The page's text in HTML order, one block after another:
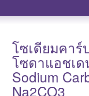
r
:
โซเดียมคา
โซดาแอชเ
Sodium
Na2CO3